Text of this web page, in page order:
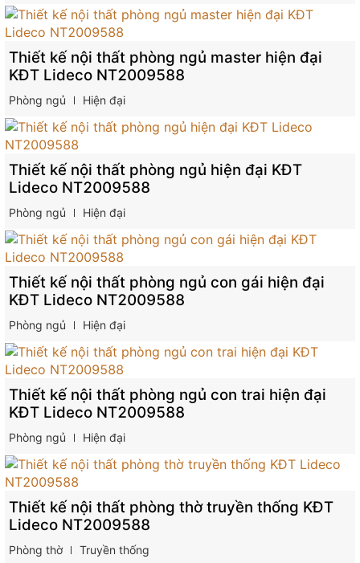
Thiết kế nội thất phòng ngủ master hiện đại
KĐT Lideco NT2009588
Phòng ngủ Hiện đại
Thiết kế nội thất phòng ngủ hiện đại KĐT
Lideco NT2009588
Phòng ngủ Hiện đại
Thiết kế nội thất phòng ngủ con gái hiện đại
KĐT Lideco NT2009588
Phòng ngủ Hiện đại
Thiết kế nội thất phòng ngủ con trai hiện đại
KĐT Lideco NT2009588
Phòng ngủ Hiện đại
Thiết kế nội thất phòng thờ truyền thống KĐT
Lideco NT2009588
Phòng thờ Truyền thống